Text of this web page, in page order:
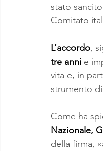
stato
Comitato
L’accordo,
tre anni e
vita e, in
strumento
Come ha
Nazionale,
della firma,